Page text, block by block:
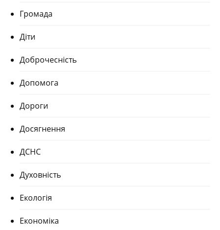
Громада
Діти
Доброчесність
Допомога
Дороги
Досягнення
ДСНС
Духовність
Екологія
Економіка